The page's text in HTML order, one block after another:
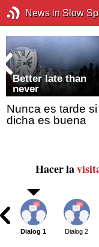
News in Slow
Better late than
never
Nunca es tarde si
dicha es buena
Hacer la
Dialog 1 Dialog 2